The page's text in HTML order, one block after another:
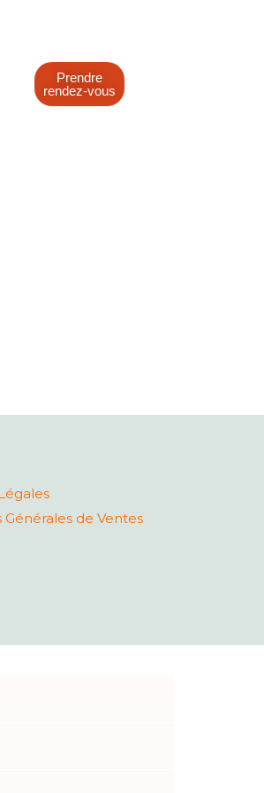
Prendre
rendez-vous
Générales de Ventes